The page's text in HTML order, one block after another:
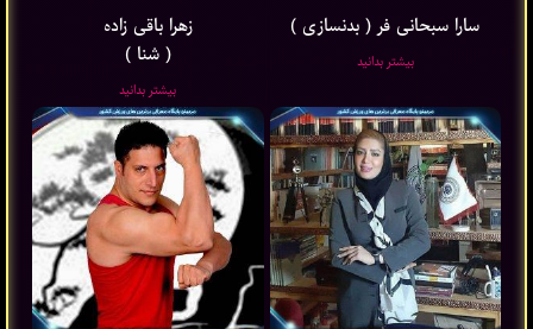
سارا سبحانی فر ( بدنسازی )
بیشتر بدانید
زهرا باقی ‌زاده
( شنا )
بیشتر بدانید